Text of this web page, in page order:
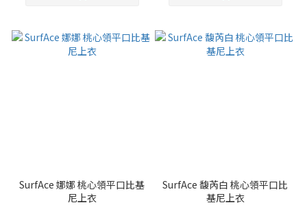
SurfAce 娜娜 桃心領平口比基
尼上衣
SurfAce 馥芮白 桃心領平口比
基尼上衣